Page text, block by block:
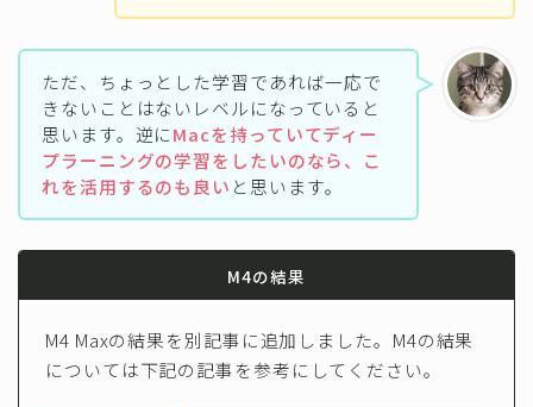
ただ、ちょっとした学習であれば一応で
きないことはないレベルになっていると
思います。逆にMacを持っていてディー
プラーニングの学習をしたいのなら、こ
れを活用するのも良い と思います。
M4の結果
M4 Maxの結果を別記事に追加しました。M4の結果
については下記の記事を参考にしてください。